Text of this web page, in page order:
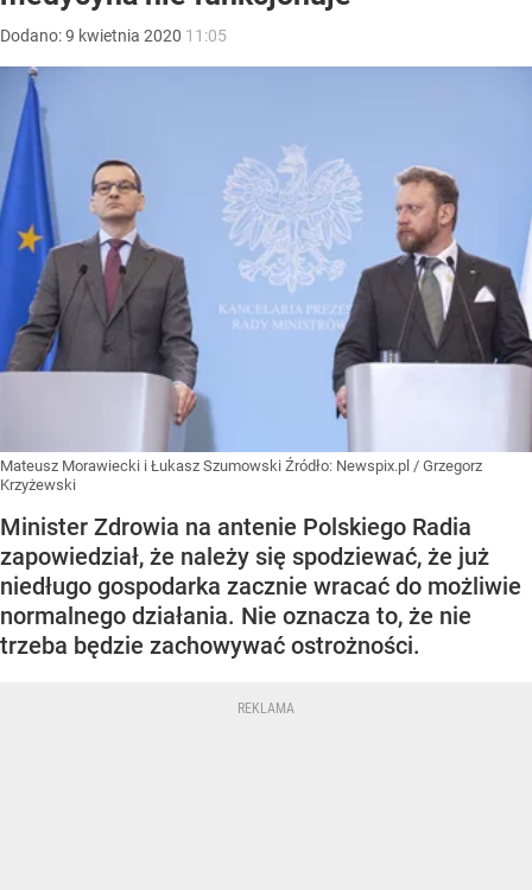
Dodano:9 kwietnia 2020 11:05
Mateusz Morawiecki i Łukasz Szumowski Źródło: Newspix.pl / Grzegorz
Krzyżewski
Minister Zdrowia na antenie Polskiego Radia
zapowiedział, że należy się spodziewać, że już
niedługo gospodarka zacznie wracać do możliwie
normalnego działania. Nie oznacza to, że nie
trzeba będzie zachowywać ostrożności.